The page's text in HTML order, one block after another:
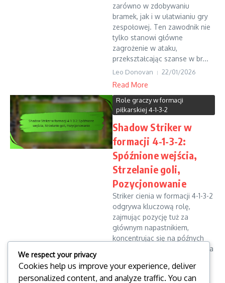
zarówno w zdobywaniu
bramek, jak i w ułatwianiu gry
zespołowej. Ten zawodnik nie
tylko stanowi główne
zagrożenie w ataku,
przekształcając szanse w br...
Leo Donovan 22/01/2026
Read More
Role graczy w formacji
piłkarskiej 4-1-3-2
Shadow Striker w
formacji 4-1-3-2:
Spóźnione wejścia,
Strzelanie goli,
Pozycjonowanie
Striker cienia w formacji 4-1-3-2
odgrywa kluczową rolę,
zajmując pozycję tuż za
głównym napastnikiem,
koncentrując się na późnych
biegach i okazjach do zdobycia
czasowego wcho...
We respect your privacy
Cookies help us improve your experience, deliver
personalized content, and analyze traffic. You can